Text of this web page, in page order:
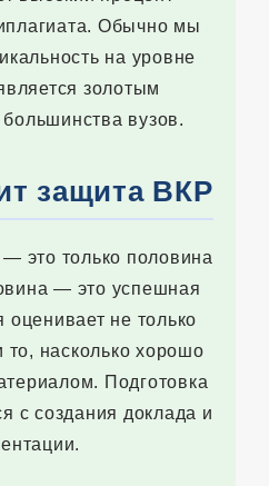
Обычно мы
на уровне
золотым
вузов.
защита ВКР
это только половина
— это успешная
не только
то, насколько хорошо
Подготовка
с создания доклада и